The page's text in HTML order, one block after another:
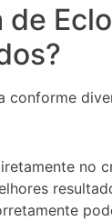
de
conforme
no